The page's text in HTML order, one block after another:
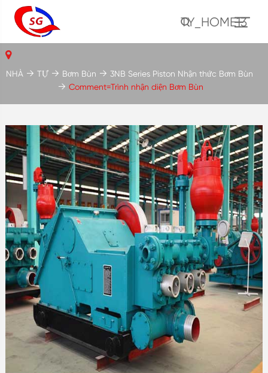
TY_HOME13
NHÀ TỰ Bơm Bùn
3NB Series Piston Nhận thức Bơm Bùn
Comment=Trình nhận diện Bơm Bùn